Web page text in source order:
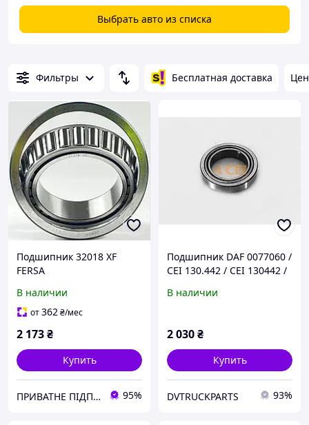
Выбрать авто из списка
Фильтры Бесплатная доставка
Подшипник 32018 XF
FERSA
В наличии
от362₴/мес
2 173₴
Купить
ПРИВАТНЕ ПІДПРИЄМСТВО АГРОТЕХПОСТАЧ ПЛЮС 95%
Подшипник DAF 0077060 /
CEI 130.442 / CEI 130442 /
В наличии
2 030₴
Купить
DVTRUCKPARTS 93%